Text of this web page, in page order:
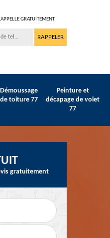
GRATUITEMENT
Démoussage
de toiture 77
Peinture et
décapage de volet
77
Peintre intérieur 77
gratuitement